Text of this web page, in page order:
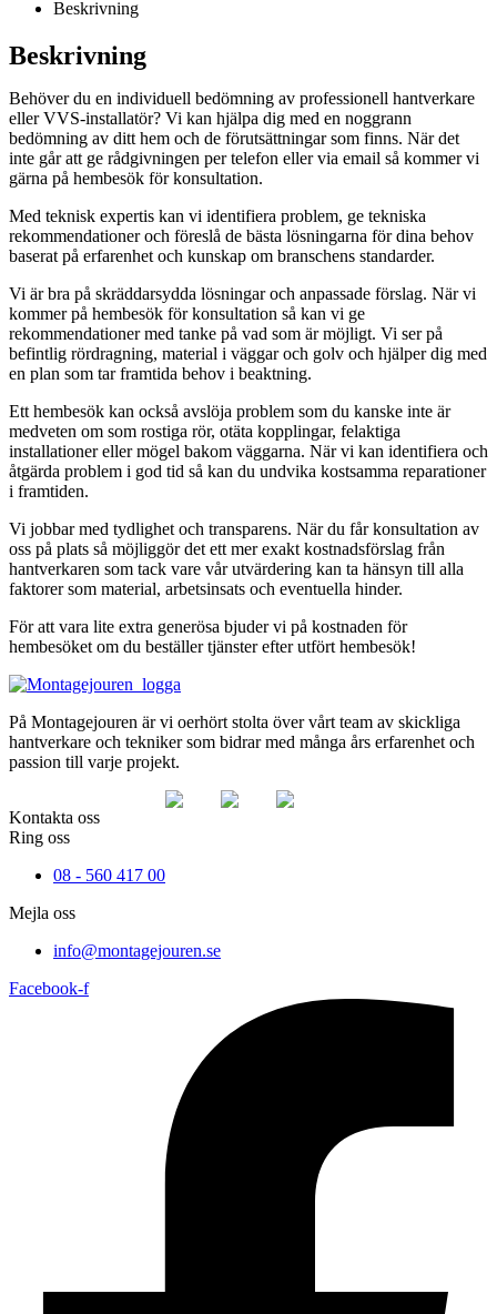
Beskrivning
Beskrivning
Behöver du en individuell bedömning av professionell hantverkare
eller VVS-installatör? Vi kan hjälpa dig med en noggrann
bedömning av ditt hem och de förutsättningar som finns. När det
inte går att ge rådgivningen per telefon eller via email så kommer vi
gärna på hembesök för konsultation.
Med teknisk expertis kan vi identifiera problem, ge tekniska
rekommendationer och föreslå de bästa lösningarna för dina behov
baserat på erfarenhet och kunskap om branschens standarder.
Vi är bra på skräddarsydda lösningar och anpassade förslag. När vi
kommer på hembesök för konsultation så kan vi ge
rekommendationer med tanke på vad som är möjligt. Vi ser på
befintlig rördragning, material i väggar och golv och hjälper dig med
en plan som tar framtida behov i beaktning.
Ett hembesök kan också avslöja problem som du kanske inte är
medveten om som rostiga rör, otäta kopplingar, felaktiga
installationer eller mögel bakom väggarna. När vi kan identifiera och
åtgärda problem i god tid så kan du undvika kostsamma reparationer
i framtiden.
Vi jobbar med tydlighet och transparens. När du får konsultation av
oss på plats så möjliggör det ett mer exakt kostnadsförslag från
hantverkaren som tack vare vår utvärdering kan ta hänsyn till alla
faktorer som material, arbetsinsats och eventuella hinder.
För att vara lite extra generösa bjuder vi på kostnaden för
hembesöket om du beställer tjänster efter utfört hembesök!
På Montagejouren är vi oerhört stolta över vårt team av skickliga
hantverkare och tekniker som bidrar med många års erfarenhet och
passion till varje projekt.
Kontakta oss
Ring oss
08 - 560 417 00
Mejla oss
info@montagejouren.se
Facebook-f